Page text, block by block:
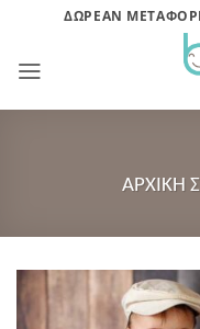
Μετάβαση
περιεχόμενο
ΔΩΡΕΑΝ
ΑΡΧΙΚΉ